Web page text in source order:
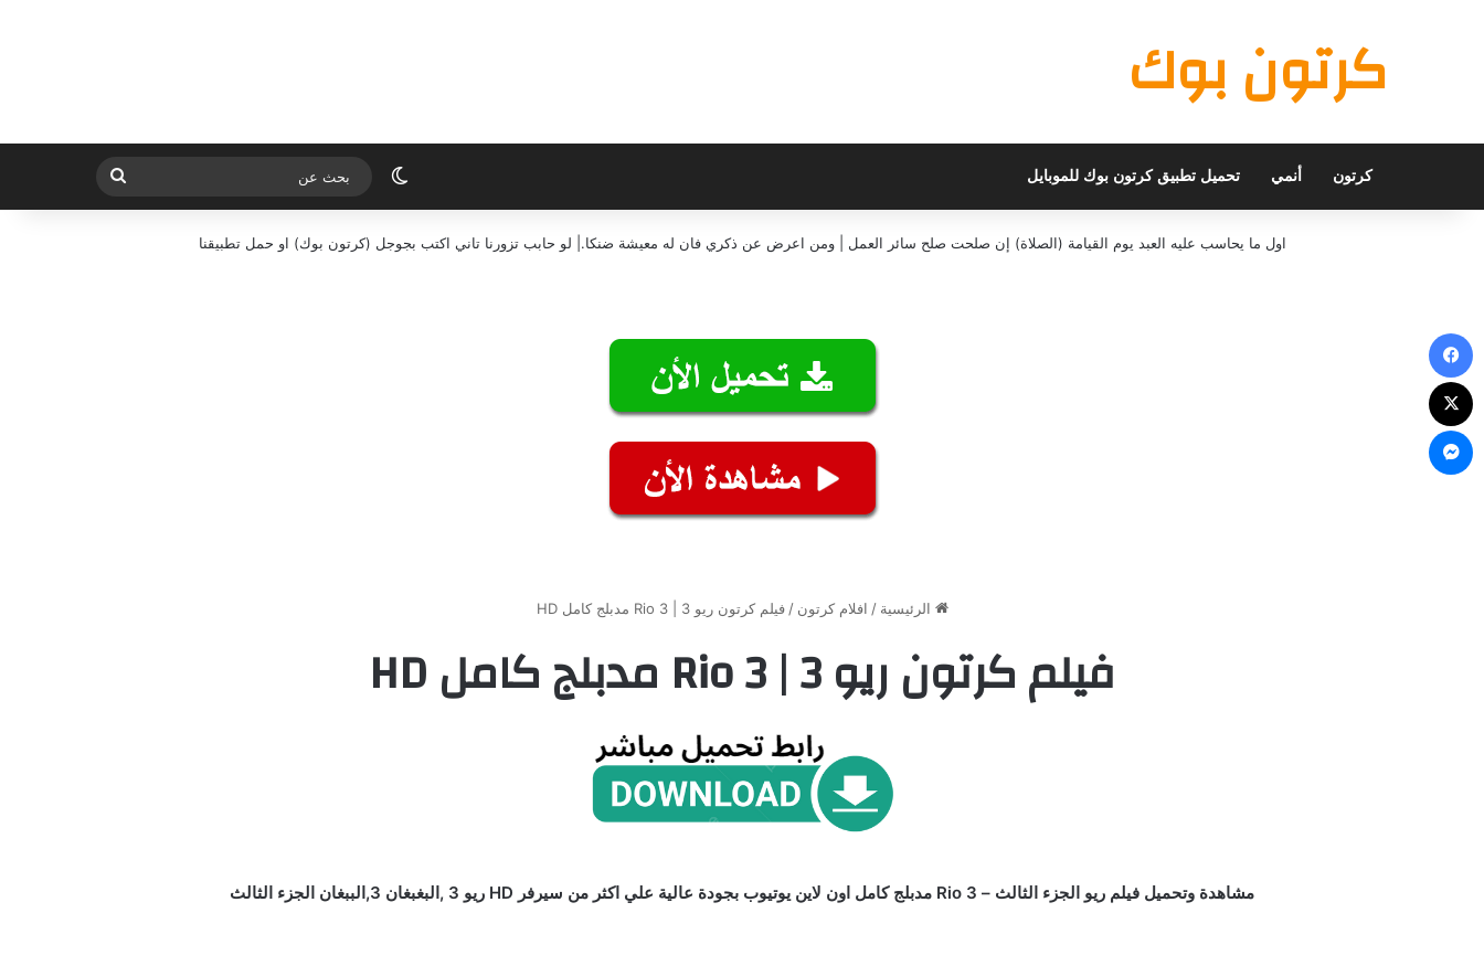
كرتون بوك
كرتون أنمي تحميل تطبيق كرتون بوك للموبايل الوضع المظلم
بحث
عن
اول ما يحاسب عليه العبد يوم القيامة (الصلاة) إن صلحت صلح سائر العمل | ومن اعرض عن ذكري فان له معيشة ضنكا.| لو حابب تزورنا تاني اكتب بجوجل (كرتون بوك) او حمل تطبيقنا
الرئيسية / افلام كرتون / فيلم كرتون ريو 3 | Rio 3 مدبلج كامل HD
فيلم كرتون ريو 3 | Rio 3 مدبلج كامل HD
مشاهدة وتحميل فيلم ريو الجزء الثالث – Rio 3 مدبلج كامل اون لاين يوتيوب بجودة عالية علي اكثر من سيرفر HD ريو 3 ,البغبغان 3,الببغان الجزء الثالث